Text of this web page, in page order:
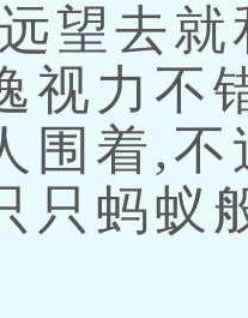
望去
视力不
围着,
只蚂蚁